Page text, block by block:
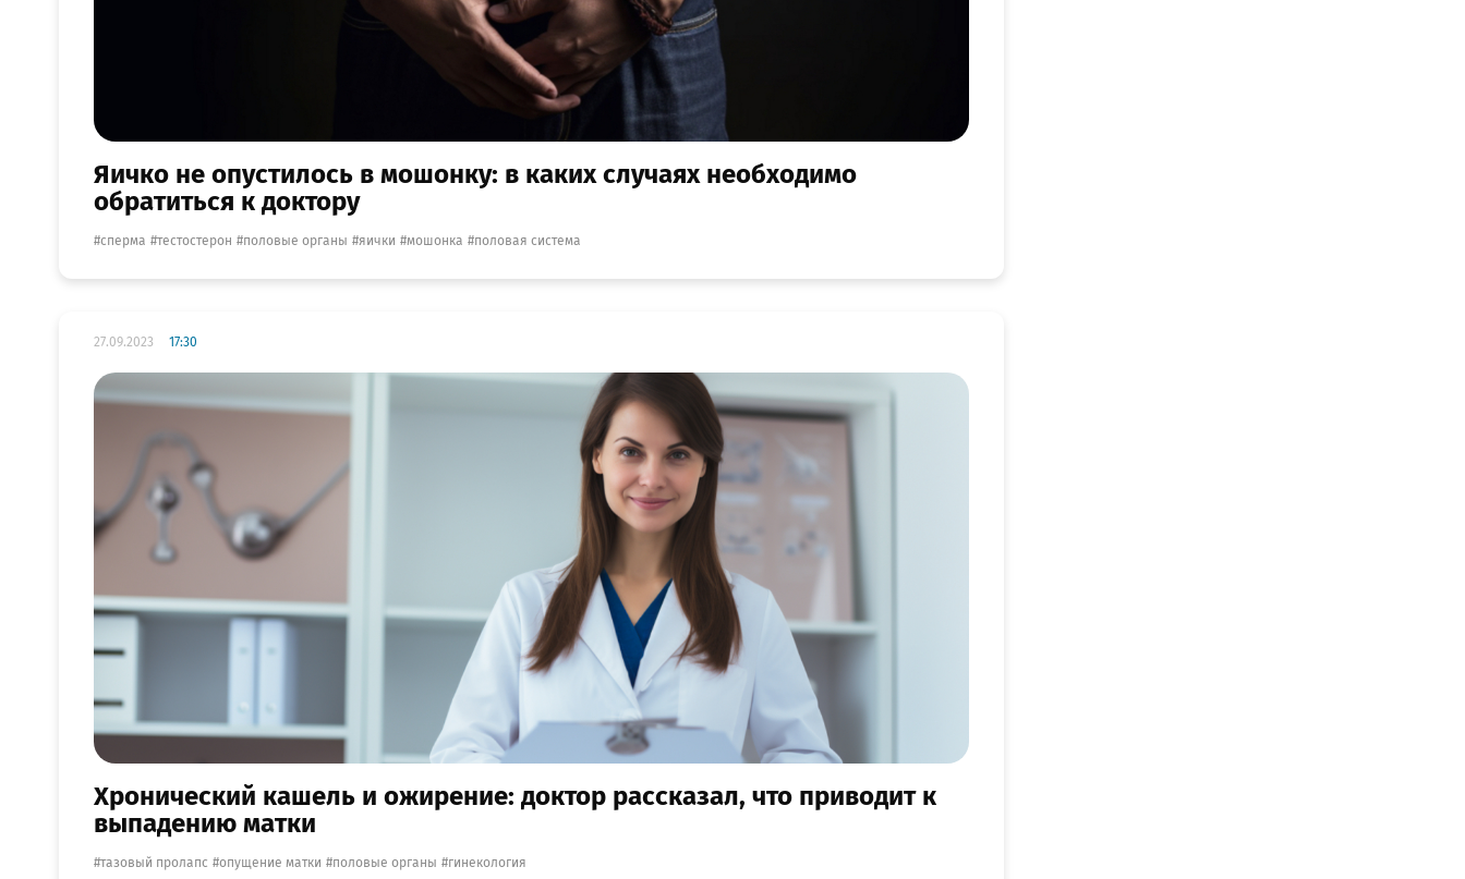
Яичко не опустилось в мошонку: в каких случаях необходимо
обратиться к доктору
сперма тестостерон половые органы яички мошонка половая система
27.09.2023 17:30
Хронический кашель и ожирение: доктор рассказал, что приводит к
выпадению матки
тазовый пролапс опущение матки половые органы гинекология